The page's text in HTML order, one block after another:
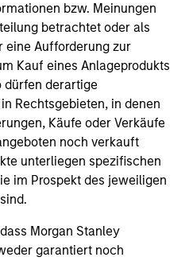
bzw. Meinungen
betrachtet oder als
eine Aufforderung zur
Kauf eines Anlageprodukts
dürfen derartige
Rechtsgebieten, in denen
Käufe oder Verkäufe
noch verkauft
unterliegen spezifischen
im Prospekt des jeweiligen
Morgan Stanley
garantiert noch
is for informational
contained herein does
be construed as an
or an offer to sell or a
any securities in any
or solicitation,
unlawful under the
laws of such jurisdiction.
including a loss of principal.
detail page for important
including additional risk